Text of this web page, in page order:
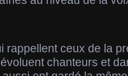
rappellent ceux de la
chanteurs et